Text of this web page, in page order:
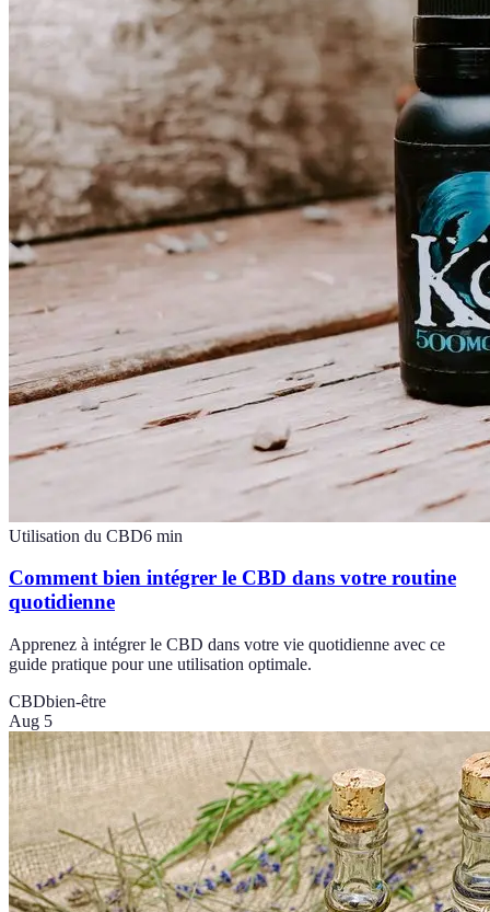
Utilisation du CBD6 min
Comment bien intégrer le CBD dans votre routine
quotidienne
Apprenez à intégrer le CBD dans votre vie quotidienne avec ce
guide pratique pour une utilisation optimale.
CBDbien-être
Aug 5